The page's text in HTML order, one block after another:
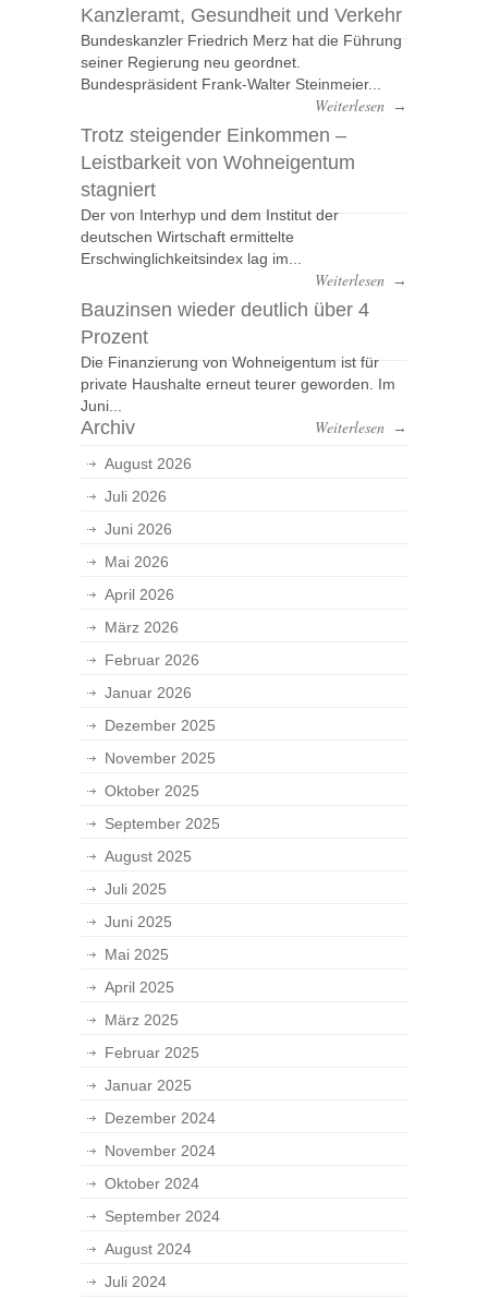
Kanzleramt, Gesundheit und Verkehr
Bundeskanzler Friedrich Merz hat die Führung
seiner Regierung neu geordnet.
Bundespräsident Frank-Walter Steinmeier...
Weiterlesen →
Trotz steigender Einkommen –
Leistbarkeit von Wohneigentum
stagniert
Der von Interhyp und dem Institut der
deutschen Wirtschaft ermittelte
Erschwinglichkeitsindex lag im...
Weiterlesen →
Bauzinsen wieder deutlich über 4
Prozent
Die Finanzierung von Wohneigentum ist für
private Haushalte erneut teurer geworden. Im
Juni...
Weiterlesen →
Archiv
August 2026
Juli 2026
Juni 2026
Mai 2026
April 2026
März 2026
Februar 2026
Januar 2026
Dezember 2025
November 2025
Oktober 2025
September 2025
August 2025
Juli 2025
Juni 2025
Mai 2025
April 2025
März 2025
Februar 2025
Januar 2025
Dezember 2024
November 2024
Oktober 2024
September 2024
August 2024
Juli 2024